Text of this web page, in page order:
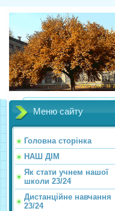
Меню сайту
Головна сторінка
НАШ ДІМ
Як стати учнем нашої
школи 23/24
Дистанційне навчання
23/24